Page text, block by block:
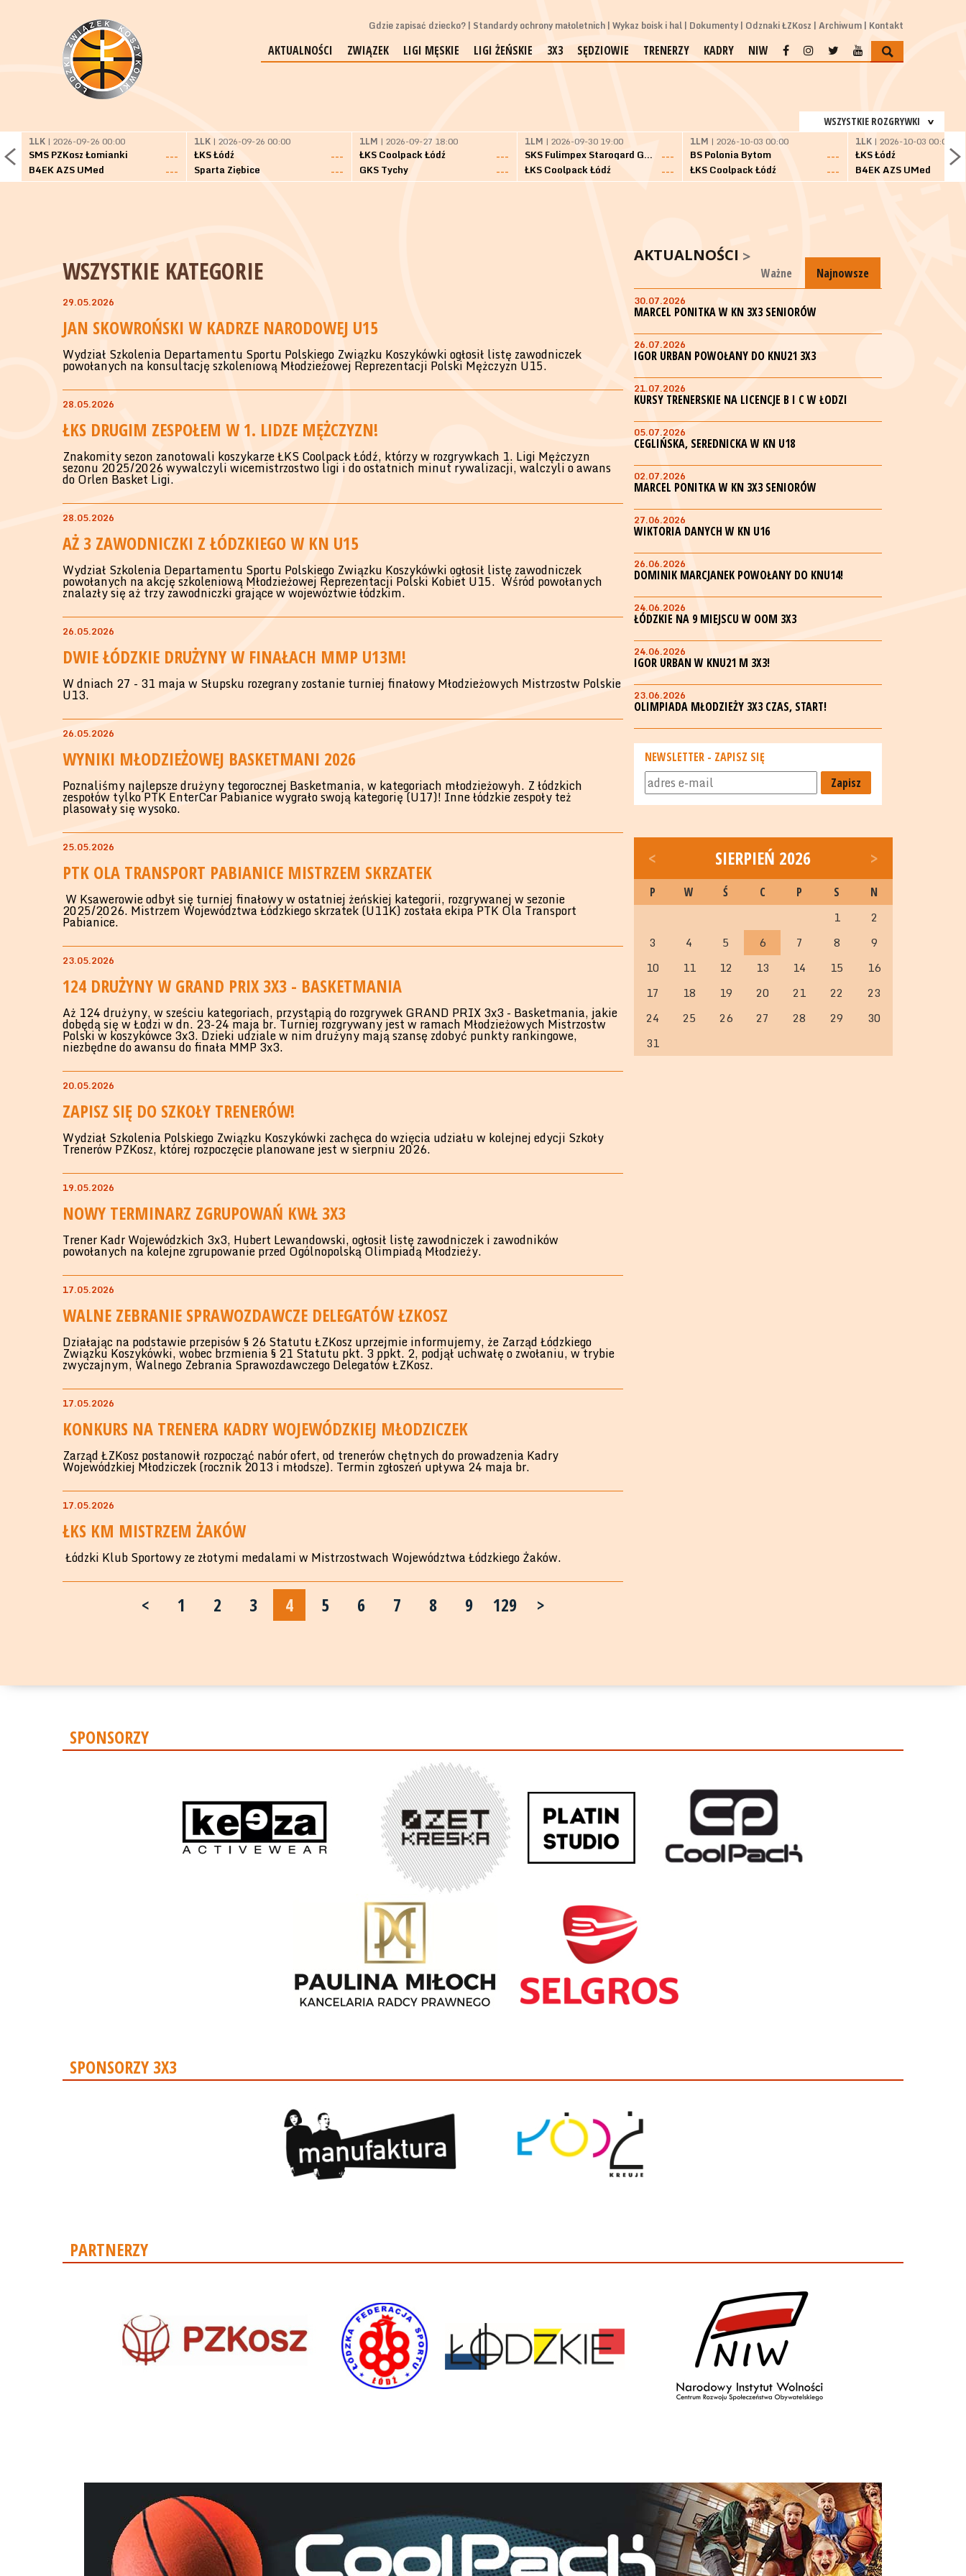
Gdzie zapisać dziecko? Standardy ochrony małoletnich Wykaz boisk i hal Dokumenty Odznaki ŁZKosz Archiwum Kontakt
AKTUALNOŚCI ZWIĄZEK LIGI MĘSKIE LIGI ŻEŃSKIE 3X3 SĘDZIOWIE TRENERZY KADRY NIW
WSZYSTKIE ROZGRYWKI
1LK | 2026-09-26 00:00
SMS PZKosz Łomianki
---
B4EK AZS UMed
---
1LK | 2026-09-26 00:00
ŁKS Łódź
---
Sparta Ziębice
---
1LM | 2026-09-27 18:00
ŁKS Coolpack Łódź
---
GKS Tychy
---
1LM | 2026-09-30 19:00
SKS Fulimpex Starogard Gdański
---
ŁKS Coolpack Łódź
---
1LM | 2026-10-03 00:00
BS Polonia Bytom
---
ŁKS Coolpack Łódź
---
1LK | 2026-10-03 00:00
ŁKS Łódź
B4EK AZS UMed
WSZYSTKIE KATEGORIE
29.05.2026
JAN SKOWROŃSKI W KADRZE NARODOWEJ U15
Wydział Szkolenia Departamentu Sportu Polskiego Związku Koszykówki ogłosił listę zawodniczek
powołanych na konsultację szkoleniową Młodzieżowej Reprezentacji Polski Mężczyzn U15.
28.05.2026
ŁKS DRUGIM ZESPOŁEM W 1. LIDZE MĘŻCZYZN!
Znakomity sezon zanotowali koszykarze ŁKS Coolpack Łódź, którzy w rozgrywkach 1. Ligi Mężczyzn
sezonu 2025/2026 wywalczyli wicemistrzostwo ligi i do ostatnich minut rywalizacji, walczyli o awans
do Orlen Basket Ligi.
28.05.2026
AŻ 3 ZAWODNICZKI Z ŁÓDZKIEGO W KN U15
Wydział Szkolenia Departamentu Sportu Polskiego Związku Koszykówki ogłosił listę zawodniczek
powołanych na akcję szkoleniową Młodzieżowej Reprezentacji Polski Kobiet U15. Wśród powołanych
znalazły się aż trzy zawodniczki grające w wojewóztwie łódzkim.
26.05.2026
DWIE ŁÓDZKIE DRUŻYNY W FINAŁACH MMP U13M!
W dniach 27 - 31 maja w Słupsku rozegrany zostanie turniej finałowy Młodzieżowych Mistrzostw Polskie
U13.
26.05.2026
WYNIKI MŁODZIEŻOWEJ BASKETMANI 2026
Poznaliśmy najlepsze drużyny tegorocznej Basketmania, w kategoriach młodzieżowyh. Z łódzkich
zespołów tylko PTK EnterCar Pabianice wygrało swoją kategorię (U17)! Inne łódzkie zespoły też
plasowały się wysoko.
25.05.2026
PTK OLA TRANSPORT PABIANICE MISTRZEM SKRZATEK
W Ksawerowie odbył się turniej finałowy w ostatniej żeńskiej kategorii, rozgrywanej w sezonie
2025/2026. Mistrzem Województwa Łódzkiego skrzatek (U11K) została ekipa PTK Ola Transport
Pabianice.
23.05.2026
124 DRUŻYNY W GRAND PRIX 3X3 - BASKETMANIA
Aż 124 drużyny, w sześciu kategoriach, przystąpią do rozgrywek GRAND PRIX 3x3 - Basketmania, jakie
dobędą się w Łodzi w dn. 23-24 maja br. Turniej rozgrywany jest w ramach Młodzieżowych Mistrzostw
Polski w koszykówce 3x3. Dzieki udziale w nim drużyny mają szansę zdobyć punkty rankingowe,
niezbędne do awansu do finała MMP 3x3.
20.05.2026
ZAPISZ SIĘ DO SZKOŁY TRENERÓW!
Wydział Szkolenia Polskiego Związku Koszykówki zachęca do wzięcia udziału w kolejnej edycji Szkoły
Trenerów PZKosz, której rozpoczęcie planowane jest w sierpniu 2026.
19.05.2026
NOWY TERMINARZ ZGRUPOWAŃ KWŁ 3X3
Trener Kadr Wojewódzkich 3x3, Hubert Lewandowski, ogłosił listę zawodniczek i zawodników
powołanych na kolejne zgrupowanie przed Ogólnopolską Olimpiadą Młodzieży.
17.05.2026
WALNE ZEBRANIE SPRAWOZDAWCZE DELEGATÓW ŁZKOSZ
Działając na podstawie przepisów § 26 Statutu ŁZKosz uprzejmie informujemy, że Zarząd Łódzkiego
Związku Koszykówki, wobec brzmienia § 21 Statutu pkt. 3 ppkt. 2, podjął uchwałę o zwołaniu, w trybie
zwyczajnym, Walnego Zebrania Sprawozdawczego Delegatów ŁZKosz.
17.05.2026
KONKURS NA TRENERA KADRY WOJEWÓDZKIEJ MŁODZICZEK
Zarząd ŁZKosz postanowił rozpocząć nabór ofert, od trenerów chętnych do prowadzenia Kadry
Wojewódzkiej Młodziczek (rocznik 2013 i młodsze). Termin zgłoszeń upływa 24 maja br.
17.05.2026
ŁKS KM MISTRZEM ŻAKÓW
Łódzki Klub Sportowy ze złotymi medalami w Mistrzostwach Województwa Łódzkiego Żaków.
< 1 2 3 4 5 6 7 8 9 129 >
AKTUALNOŚCI
Najnowsze
Ważne
30.07.2026
MARCEL PONITKA W KN 3X3 SENIORÓW
26.07.2026
IGOR URBAN POWOŁANY DO KNU21 3X3
21.07.2026
KURSY TRENERSKIE NA LICENCJE B I C W ŁODZI
05.07.2026
CEGLIŃSKA, SEREDNICKA W KN U18
02.07.2026
MARCEL PONITKA W KN 3X3 SENIORÓW
27.06.2026
WIKTORIA DANYCH W KN U16
26.06.2026
DOMINIK MARCJANEK POWOŁANY DO KNU14!
24.06.2026
ŁÓDZKIE NA 9 MIEJSCU W OOM 3X3
24.06.2026
IGOR URBAN W KNU21 M 3X3!
23.06.2026
OLIMPIADA MŁODZIEŻY 3X3 CZAS, START!
NEWSLETTER - ZAPISZ SIĘ
Zapisz
< SIERPIEŃ 2026 >
P W Ś C P S N
1
2
3
4 5 6 7 8
9
10
11 12 13 14 15
16
17
18 19 20 21 22
23
24
25 26 27 28 29
30
31
SPONSORZY
SPONSORZY 3X3
PARTNERZY